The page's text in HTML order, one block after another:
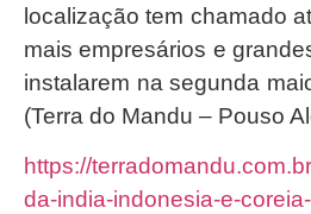
localização tem chamado
mais empresários e
instalarem na segunda
(Terra do Mandu – Pouso
https://
da-india-indonesia-e-